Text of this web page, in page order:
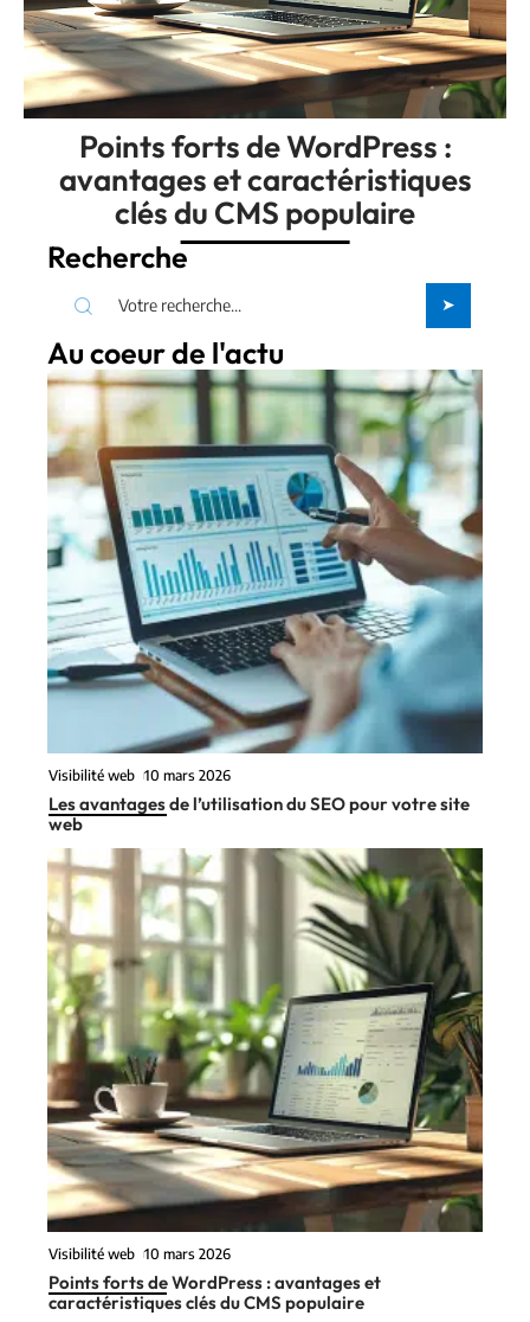
Points forts de WordPress :
avantages et caractéristiques
clés du CMS populaire
Recherche
Au coeur de l'actu
Visibilité web 10 mars 2026
Les avantages de l’utilisation du SEO pour votre site
web
Visibilité web 10 mars 2026
Points forts de WordPress : avantages et
caractéristiques clés du CMS populaire